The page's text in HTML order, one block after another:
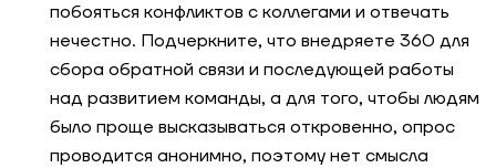
побояться конфликтов с коллегами и отвечать
нечестно. Подчеркните, что внедряете 360 для
сбора обратной связи и последующей работы
над развитием команды, а для того, чтобы людям
было проще высказываться откровенно, опрос
проводится анонимно, поэтому нет смысла